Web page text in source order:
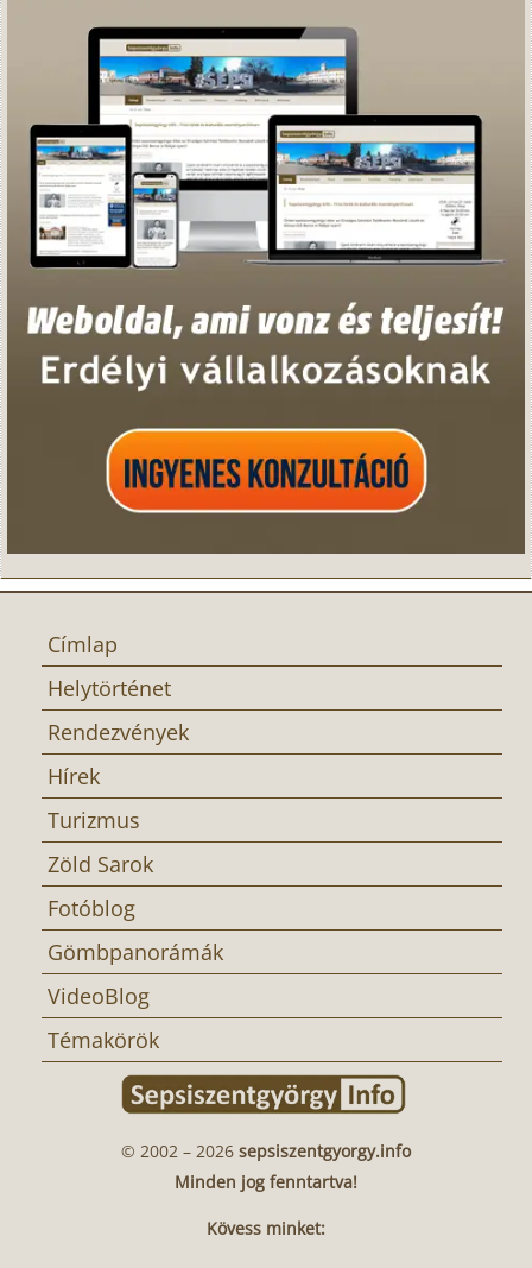
Címlap
Helytörténet
Rendezvények
Hírek
Turizmus
Zöld Sarok
Fotóblog
Gömbpanorámák
VideoBlog
Témakörök
© 2002 – 2026 sepsiszentgyorgy.info
Minden jog fenntartva!
Kövess minket: